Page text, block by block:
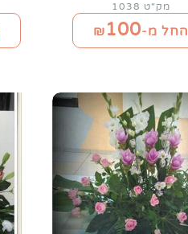
מק"ט 1038
החל מ-₪100